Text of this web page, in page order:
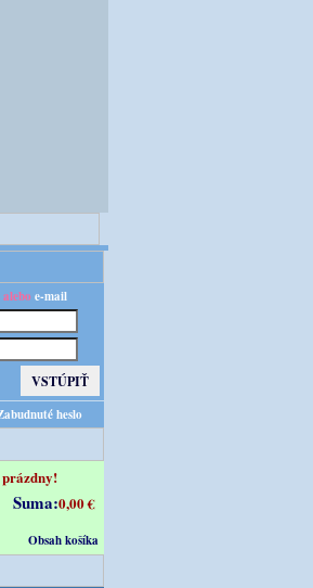
nemeckého
alebo e-mail
heslo
prázdny!
Suma:0,00 €
Obsah košíka